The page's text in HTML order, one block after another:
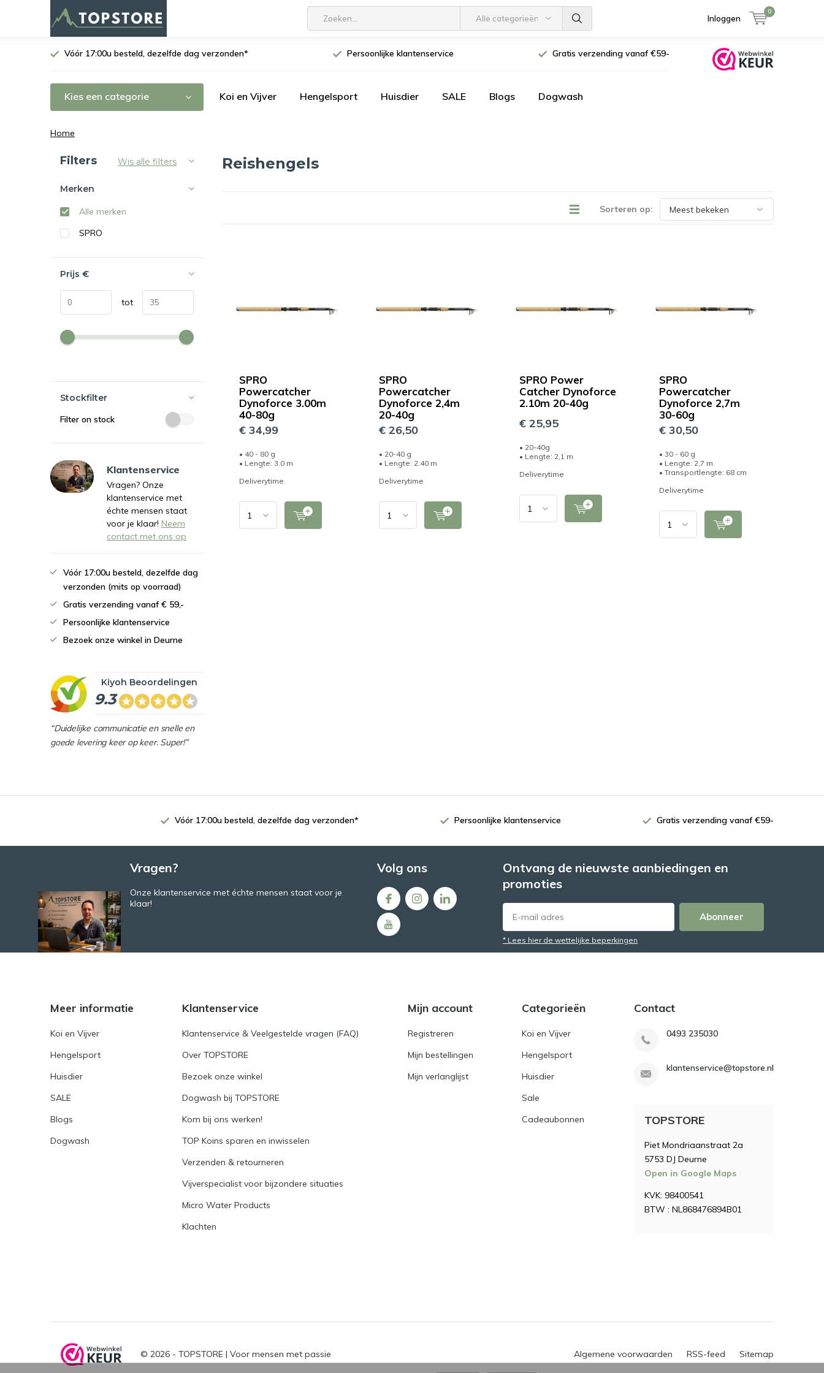
Alle categorieën Inloggen
0
Vóór 17:00u besteld, dezelfde dag verzonden* Persoonlijke klantenservice Gratis verzending vanaf €59-
Kies een categorie Koi en Vijver Hengelsport Huisdier SALE Blogs Dogwash
Home
Reishengels
Sorteren op:
SPRO
Powercatcher
Dynoforce 3.00m
40-80g
€ 34,99
• 40 - 80 g
• Lengte: 3.0 m
Deliverytime
SPRO
Powercatcher
Dynoforce 2,4m
20-40g
€ 26,50
• 20-40 g
• Lengte: 2.40 m
Deliverytime
SPRO Power
Catcher Dynoforce
2.10m 20-40g
€ 25,95
• 20-40g
• Lengte: 2,1 m
Deliverytime
SPRO
Powercatcher
Dynoforce 2,7m
30-60g
€ 30,50
• 30 - 60 g
• Lengte: 2,7 m
• Transportlengte: 68 cm
Deliverytime
Sorteren op:
Filters Wis alle filters
Merken
Alle merken
SPRO
Prijs €
tot
Stockfilter
Filter on stock
Klantenservice
Vragen? Onze
klantenservice met
échte mensen staat
voor je klaar! Neem
contact met ons op
Vóór 17:00u besteld, dezelfde dag
verzonden (mits op voorraad)
Gratis verzending vanaf € 59,-
Persoonlijke klantenservice
Bezoek onze winkel in Deurne
9.3
Kiyoh Beoordelingen
“Duidelijke communicatie en snelle en
goede levering keer op keer. Super!”
Vóór 17:00u besteld, dezelfde dag verzonden* Persoonlijke klantenservice Gratis verzending vanaf €59-
Vragen?
Onze klantenservice met échte mensen staat voor je
klaar!
Volg ons
Ontvang de nieuwste aanbiedingen en
promoties
Abonneer
* Lees hier de wettelijke beperkingen
Meer informatie
Koi en Vijver
Hengelsport
Huisdier
SALE
Blogs
Dogwash
Klantenservice
Klantenservice & Veelgestelde vragen (FAQ)
Over TOPSTORE
Bezoek onze winkel
Dogwash bij TOPSTORE
Kom bij ons werken!
TOP Koins sparen en inwisselen
Verzenden & retourneren
Vijverspecialist voor bijzondere situaties
Micro Water Products
Klachten
Mijn account
Registreren
Mijn bestellingen
Mijn verlanglijst
Categorieën
Koi en Vijver
Hengelsport
Huisdier
Sale
Cadeaubonnen
Contact
0493 235030
klantenservice@topstore.nl
TOPSTORE
Piet Mondriaanstraat 2a
5753 DJ Deurne
Open in Google Maps
KVK: 98400541
BTW : NL868476894B01
© 2026 - TOPSTORE | Voor mensen met passie Algemene voorwaarden RSS-feed Sitemap